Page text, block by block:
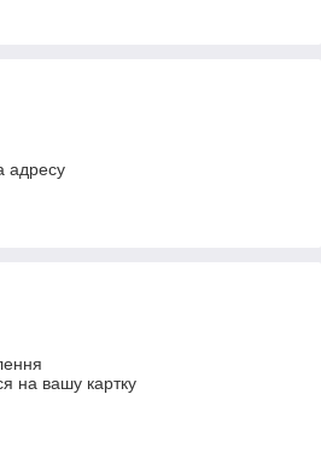
адресу
на вашу картку